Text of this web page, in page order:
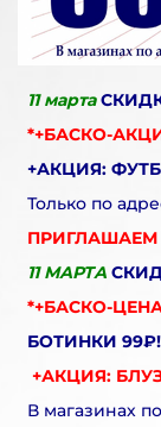
11 марта
*+БАСКО-
+АКЦИЯ:
Только по
ПРИГЛАШАЕМ
11 МАРТА
*+БАСКО-
БОТИНКИ 99₽!
+АКЦИЯ:
В магазинах